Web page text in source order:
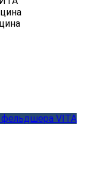
VITA